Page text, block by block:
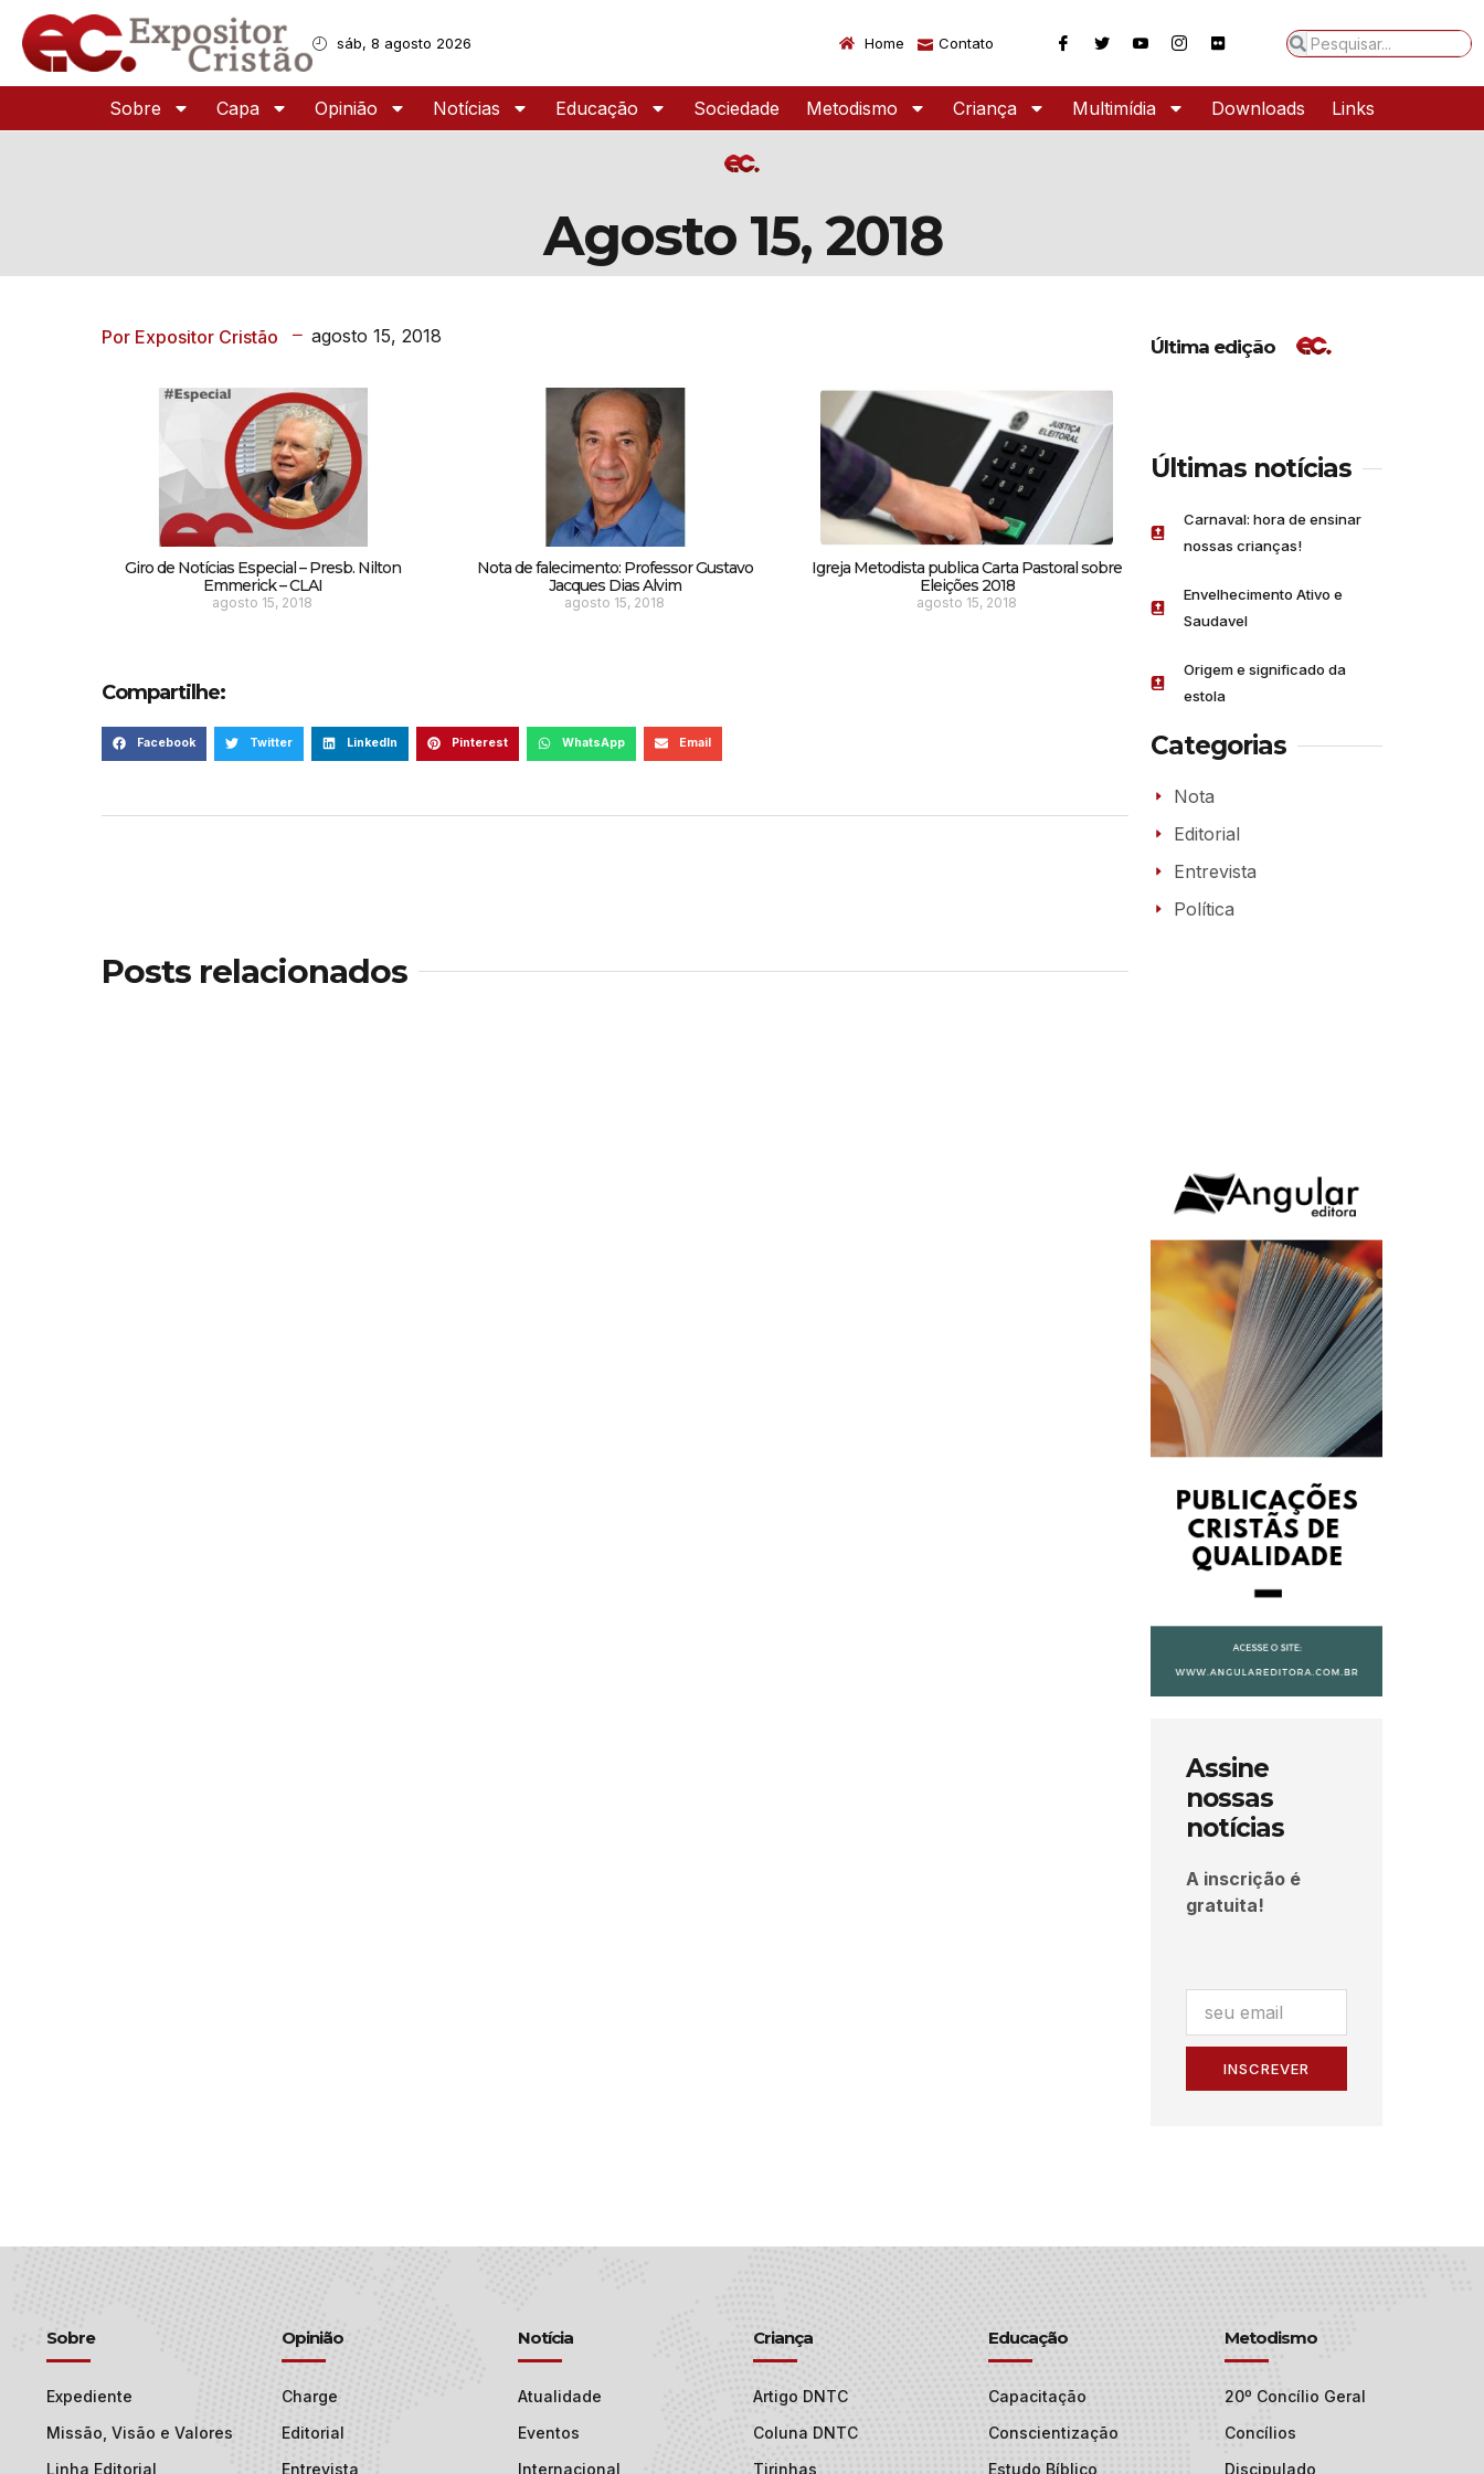
sáb, 8 agosto 2026 Home Contato
Sobre Capa Opinião Notícias Educação Sociedade Metodismo Criança Multimídia Downloads Links
Agosto 15, 2018
Por Expositor Cristão agosto 15, 2018
Giro de Notícias Especial – Presb. Nilton
Emmerick – CLAI
agosto 15, 2018
Nota de falecimento: Professor Gustavo
Jacques Dias Alvim
agosto 15, 2018
Igreja Metodista publica Carta Pastoral sobre
Eleições 2018
agosto 15, 2018
Compartilhe:
Facebook Twitter LinkedIn Pinterest WhatsApp Email
Posts relacionados
Última edição
Últimas notícias
Carnaval: hora de ensinar
nossas crianças!
Envelhecimento Ativo e
Saudavel
Origem e significado da
estola
Categorias
Nota
Editorial
Entrevista
Política
Assine
nossas
notícias
A inscrição é
gratuita!
INSCREVER
Sobre
Expediente
Missão, Visão e Valores
Linha Editorial
Opinião
Charge
Editorial
Entrevista
Notícia
Atualidade
Eventos
Internacional
Criança
Artigo DNTC
Coluna DNTC
Tirinhas
Educação
Capacitação
Conscientização
Estudo Bíblico
Metodismo
20º Concílio Geral
Concílios
Discipulado